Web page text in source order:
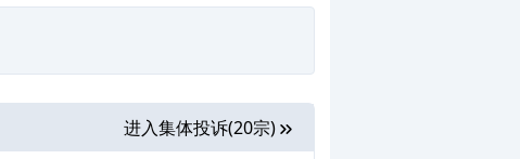
进入集体投诉(20宗)